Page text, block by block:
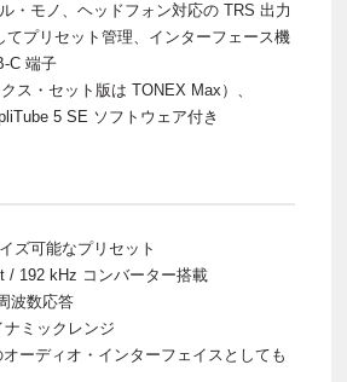
・モノ、ヘッドフォン対応の TRS 出力
てプリセット管理、インターフェース機
C 端子
ス・セット版は TONEX Max）、
5 SE ソフトウェア付き
ズ可能なプリセット
/ 192 kHz コンバーター搭載
波数応答
ミックレンジ
ーディオ・インターフェイスとしても